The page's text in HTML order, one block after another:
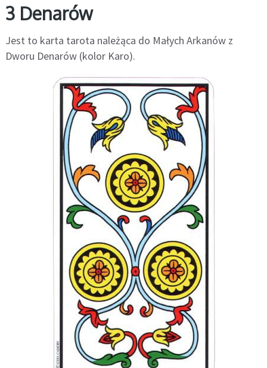
3 Denarów
Jest to karta tarota należąca do Małych Arkanów z
Dworu Denarów (kolor Karo).